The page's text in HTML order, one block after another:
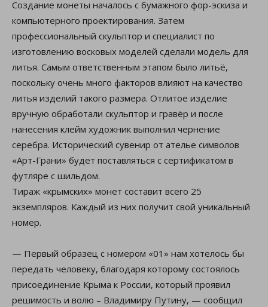
Создание монеты началось с бумажного фор-эскиза и
компьютерного проектирования. Затем
профессиональный скульптор и специалист по
изготовлению восковых моделей сделали модель для
литья. Самым ответственным этапом было литьё,
поскольку очень много факторов влияют на качество
литья изделий такого размера. Отлитое изделие
вручную обработали скульптор и гравёр и после
нанесения клейм художник выполнил чернение
серебра. Исторический сувенир от ателье символов
«Арт-Грани» будет поставляться с сертификатом в
футляре с шильдом.
Тираж «крымских» монет составит всего 25
экземпляров. Каждый из них получит свой уникальный
номер.
— Первый образец с номером «01» нам хотелось бы
передать человеку, благодаря которому состоялось
присоединение Крыма к России, который проявил
решимость и волю – Владимиру Путину, — сообщил